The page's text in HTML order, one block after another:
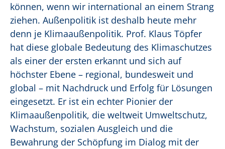
können, wenn wir international an einem Strang
ziehen. Außenpolitik ist deshalb heute mehr
denn je Klimaaußenpolitik. Prof. Klaus Töpfer
hat diese globale Bedeutung des Klimaschutzes
als einer der ersten erkannt und sich auf
höchster Ebene – regional, bundesweit und
global – mit Nachdruck und Erfolg für Lösungen
eingesetzt. Er ist ein echter Pionier der
Klimaaußenpolitik, die weltweit Umweltschutz,
Wachstum, sozialen Ausgleich und die
Bewahrung der Schöpfung im Dialog mit der